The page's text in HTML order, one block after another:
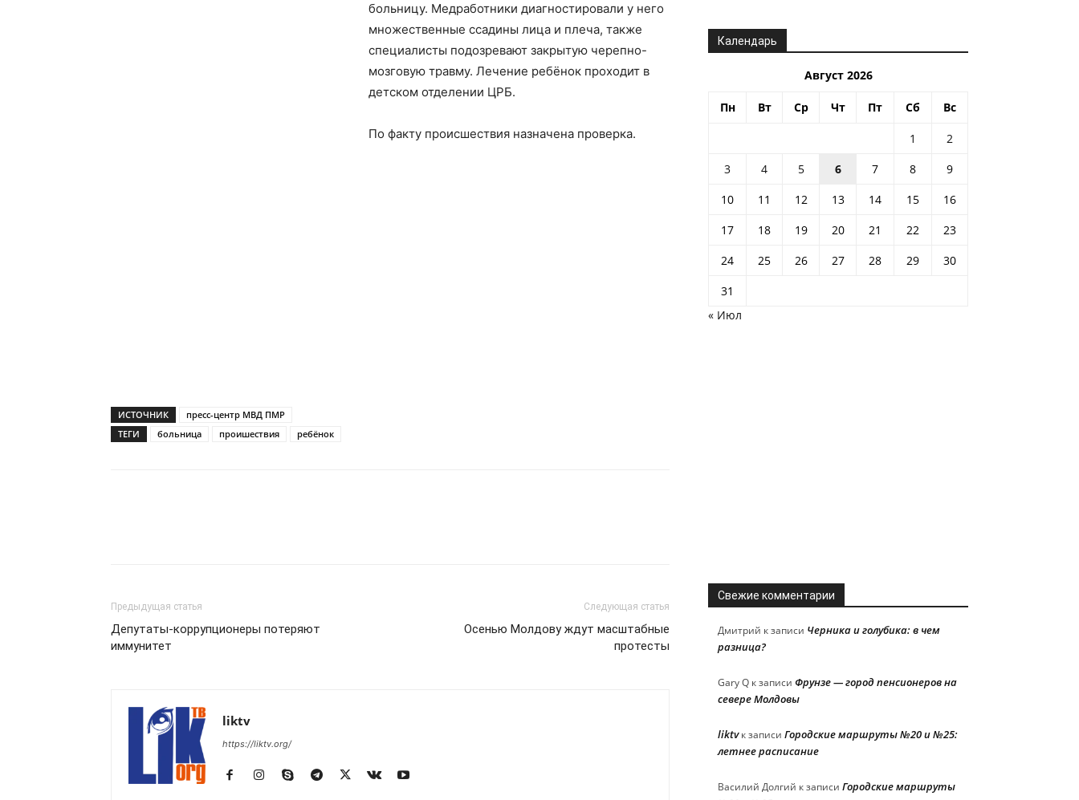
больницу. Медработники диагностировали у него
множественные ссадины лица и плеча, также
специалисты подозревают закрытую черепно-
мозговую травму. Лечение ребёнок проходит в
детском отделении ЦРБ.
По факту происшествия назначена проверка.
ИСТОЧНИК
пресс-центр МВД ПМР
ТЕГИ
больница проишествия ребёнок
Предыдущая статья
Депутаты-коррупционеры потеряют
иммунитет
Следующая статья
Осенью Молдову ждут масштабные
протесты
liktv
https://liktv.org/
Календарь
Август 2026
Пн Вт Ср Чт Пт Сб Вс
1
2
3
4 5 6 7 8
9
10
11 12 13 14 15
16
17
18 19 20 21 22
23
24
25 26 27 28 29
30
31
« Июл
Свежие комментарии
Дмитрий к записи Черника и голубика: в чем
разница?
Gary Q к записи Фрунзе — город пенсионеров на
севере Молдовы
liktvк записи Городские маршруты №20 и №25:
летнее расписание
Василий Долгий к записи Городские маршруты